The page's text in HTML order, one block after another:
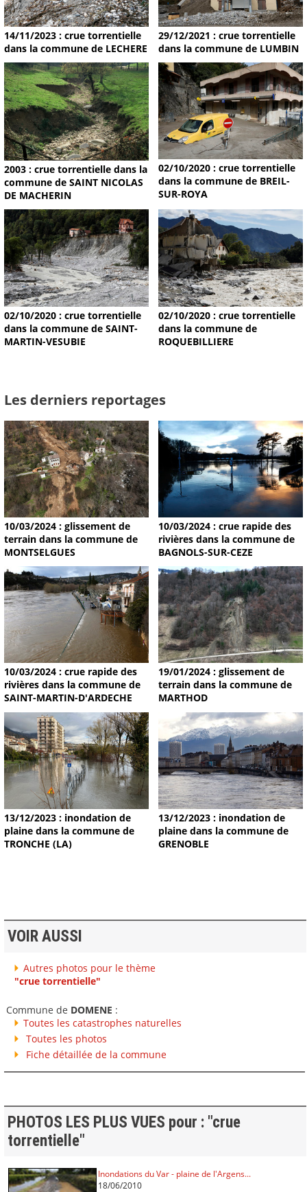
14/11/2023 : crue torrentielle
dans la commune de LECHERE
29/12/2021 : crue torrentielle
dans la commune de LUMBIN
2003 : crue torrentielle dans la
commune de SAINT NICOLAS
DE MACHERIN
02/10/2020 : crue torrentielle
dans la commune de BREIL-
SUR-ROYA
02/10/2020 : crue torrentielle
dans la commune de SAINT-
MARTIN-VESUBIE
02/10/2020 : crue torrentielle
dans la commune de
ROQUEBILLIERE
Les derniers reportages
10/03/2024 : glissement de
terrain dans la commune de
MONTSELGUES
10/03/2024 : crue rapide des
rivières dans la commune de
BAGNOLS-SUR-CEZE
10/03/2024 : crue rapide des
rivières dans la commune de
SAINT-MARTIN-D'ARDECHE
19/01/2024 : glissement de
terrain dans la commune de
MARTHOD
13/12/2023 : inondation de
plaine dans la commune de
TRONCHE (LA)
13/12/2023 : inondation de
plaine dans la commune de
GRENOBLE
VOIR AUSSI
Autres photos pour le thème
"crue torrentielle"
Commune de DOMENE :
Toutes les catastrophes naturelles
Toutes les photos
Fiche détaillée de la commune
PHOTOS LES PLUS VUES pour : "crue
torrentielle"
Inondations du Var - plaine de l'Argens...
18/06/2010